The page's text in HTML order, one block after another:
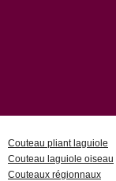
Couteau pliant laguiole
Couteau laguiole oiseau
Couteaux régionnaux